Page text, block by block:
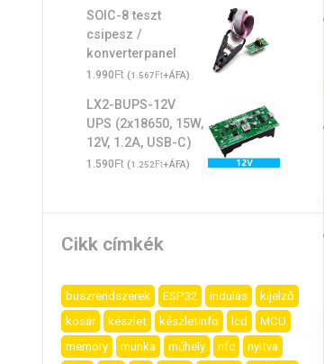
SOIC-8 teszt
csipesz /
konverterpanel
1.990Ft (1.567Ft+ÁFA)
LX2-BUPS-12V
UPS (2x18650, 15W,
12V, 1.2A, USB-C)
1.590Ft (1.252Ft+ÁFA)
Cikk címkék
buszrendszerek ESP32 indulás
kijelző
kosár
készlet készletinfo lcd
MCU
memory
munka műhely nfc
nyitva